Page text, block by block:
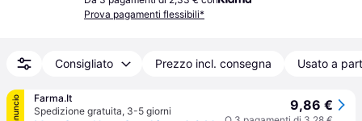
Prova pagamenti flessibili*
Consigliato Prezzo incl. consegna Usato a
annuncio
Farma.It
Spedizione gratuita, 3-5 giorni 9,86 €